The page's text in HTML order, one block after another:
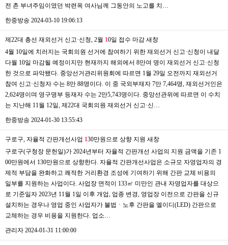
전 촌 부녀주임이였던 박련옥 여사님께 그동안의 노고를 치…
한중방송 2024-03-10 19:06:13
제22대 총선 재외선거 신고·신청, 2월 10일 접수 마감 새창
4월 10일에 치러지는 국회의원 선거에 참여하기 위한 재외선거 신고·신청이 내달
다월 10일 마감될 예정이지만 현재까지 해외에서 8만여 명이 재외선거 신고·신청
한 것으로 파악됐다. 중앙선거관리위원회에 따르면 1월 29일 오전까지 재외선거
참여 신고·신청자 수는 8만 88명이다. 이 중 국외부재자 7만 7,464명, 재외선거인은
2,624명이며 영구명부 등재자 수는 2만5,743명이다. 중앙선관위에 따르면 이 수치
는 지난해 11월 12일, 제22대 국회의원 재외선거 신고·신…
한중방송 2024-01-30 13:55:43
구로구, 자율적 간판개선사업 130만원으로 상향 지원 새창
구로구(구청장 문헌일)가 2024년부터 자율적 간판개선 사업의 지원 금액을 기존 1
00만원에서 130만원으로 상향한다. 자율적 간판개선사업은 소규모 자영업자의 경
제적 부담을 완화하고 쾌적한 거리환경 조성에 기여하기 위해 간판 교체 비용의
일부를 지원하는 사업이다. 사업장 면적이 133㎡ 미만인 관내 자영업자를 대상으
로 기준일자 2023년 11월 1일 이후 개업, 업종 변경, 영업장 이전으로 간판을 신규
설치하는 경우나 영업 중인 사업자가 불법ㆍ노후 간판을 엘이디(LED) 간판으로
교체하는 경우 비용을 지원한다. 업소…
관리자 2024-01-31 11:00:00